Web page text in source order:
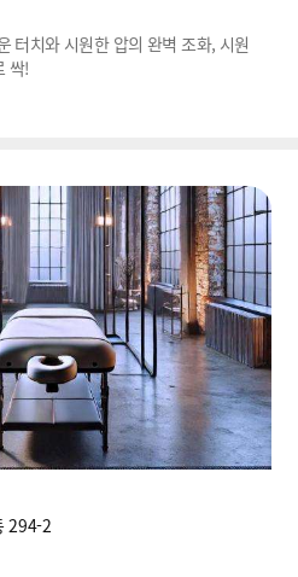
터치와 시원한 압의 완벽 조화, 시원
싹!
294-2